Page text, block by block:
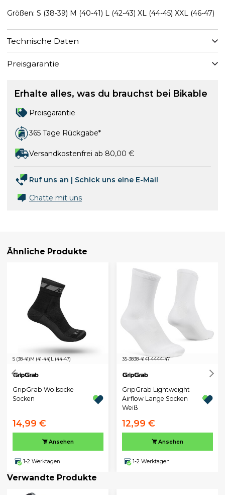
Größen: S (38-39) M (40-41) L (42-43) XL (44-45) XXL (46-47)
Technische Daten
Preisgarantie
Erhalte alles, was du brauchst bei Bikable
Preisgarantie
365 Tage Rückgabe*
Versandkostenfrei ab 80,00 €
Ruf uns an | Schick uns eine E-Mail
Chatte mit uns
Ähnliche Produkte
S (38-41)M (41-44)L (44-47)
GripGrab Wollsocke
Socken
14,99 €
Ansehen
1-2 Werktagen
35-3838-4141-4444-47
GripGrab Lightweight
Airflow Lange Socken
Weiß
12,99 €
Ansehen
1-2 Werktagen
Verwandte Produkte